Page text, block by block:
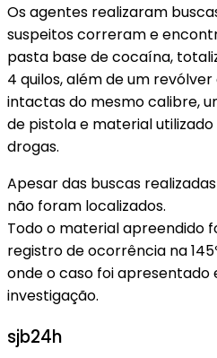
Os agentes realizaram
suspeitos correram e
pasta base de cocaína,
4 quilos, além de um
intactas do mesmo calibre,
de pistola e material
drogas.
Apesar das buscas
não foram localizados.
Todo o material apreendido
registro de ocorrência na
onde o caso foi apresentado
investigação.
sjb24h